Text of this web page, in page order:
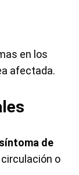
en los
afectada.
de
o